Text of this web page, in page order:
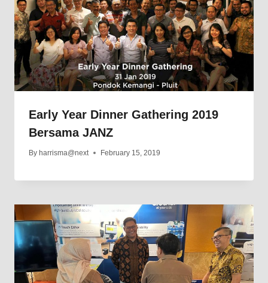
Early Year Dinner Gathering 2019
Bersama JANZ
By harrisma@next February 15, 2019